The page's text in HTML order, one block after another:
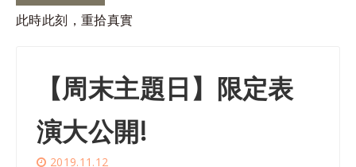
此時此刻，重拾真實
【周末主題日】限定表
演大公開!
2019.11.12